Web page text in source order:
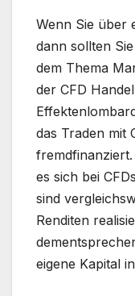
Wenn Sie über
dann sollten
dem Thema
der CFD
das Traden mit
es sich bei
sind
Renditen
eigene Kapital